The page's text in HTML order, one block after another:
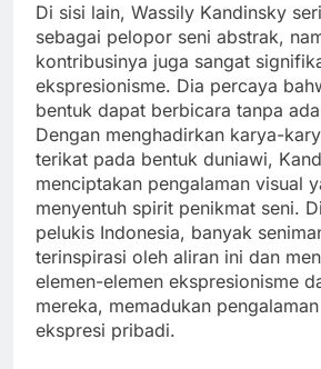
Di sisi lain, Wassily Kandinsky
sebagai pelopor seni abstrak,
kontribusinya juga sangat
ekspresionisme. Dia percaya
bentuk dapat berbicara tanpa
Dengan menghadirkan karya-
terikat pada bentuk duniawi,
menciptakan pengalaman visual
menyentuh spirit penikmat seni.
pelukis Indonesia, banyak
terinspirasi oleh aliran ini dan
elemen-elemen ekspresionisme
mereka, memadukan
ekspresi pribadi.